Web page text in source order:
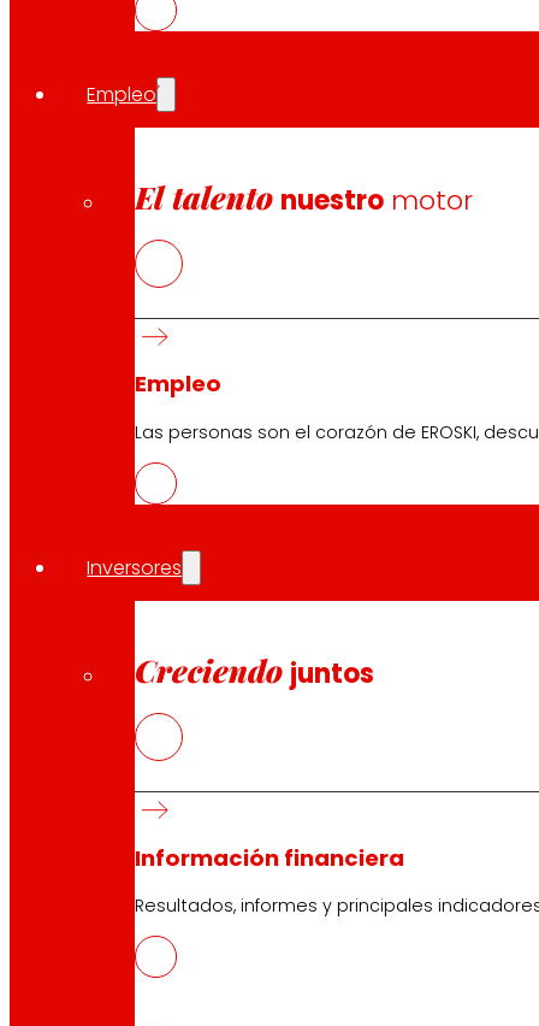
Empleo
El talento nuestro motor
Empleo
Las personas son el corazón de EROSKI,
Inversores
Creciendo juntos
Información financiera
Resultados, informes y principales
cooperativa, generando sinergias que favorezcan el
Compartir en: